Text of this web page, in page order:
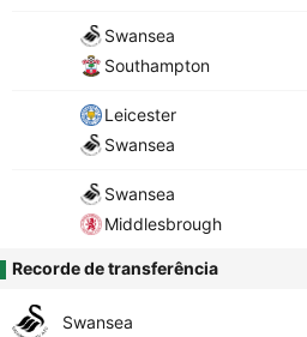
Swansea
Southampton
Leicester
Swansea
Swansea
Middlesbrough
Recorde de transferência
Swansea